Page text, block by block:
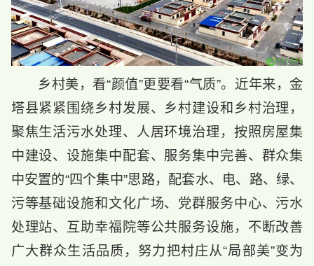
乡村美，看“颜值”更要看“气质”。近年来，金
塔县紧紧围绕乡村发展、乡村建设和乡村治理，
聚焦生活污水处理、人居环境治理，按照房屋集
中建设、设施集中配套、服务集中完善、群众集
中安置的“四个集中”思路，配套水、电、路、绿、
污等基础设施和文化广场、党群服务中心、污水
处理站、互助幸福院等公共服务设施，不断改善
广大群众生活品质，努力把村庄从“局部美”变为